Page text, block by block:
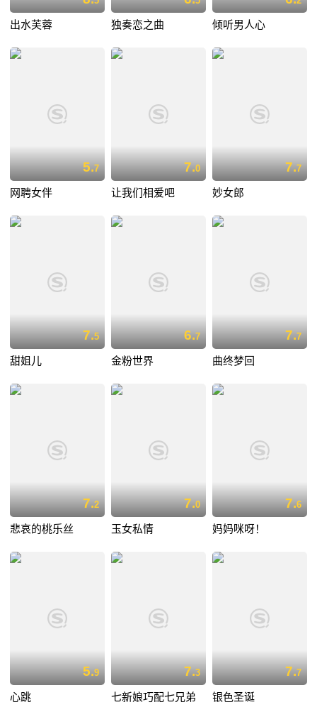
出水芙蓉 独奏恋之曲 倾听男人心
5.7
网聘女伴
7.0
让我们相爱吧
7.7
妙女郎
7.5
甜姐儿
6.7
金粉世界
7.7
曲终梦回
7.2
悲哀的桃乐丝
7.0
玉女私情
7.6
妈妈咪呀！
5.9
心跳
7.3
七新娘巧配七兄弟
7.7
银色圣诞